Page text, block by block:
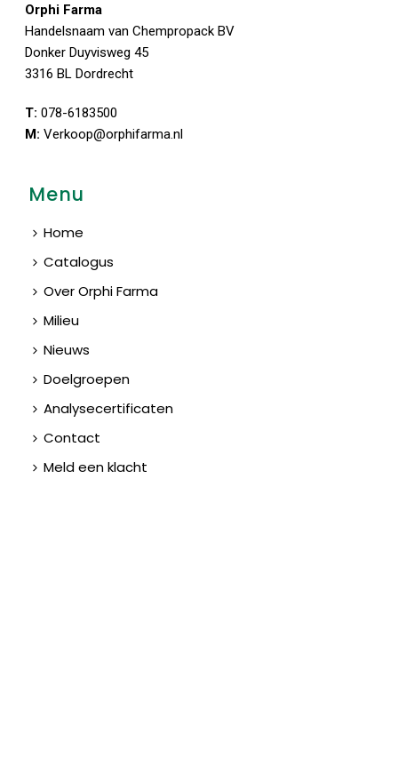
Orphi Farma
Handelsnaam van Chempropack BV
Donker Duyvisweg 45
3316 BL Dordrecht
T: 078-6183500
M: Verkoop@orphifarma.nl
Menu
Home
Catalogus
Over Orphi Farma
Milieu
Nieuws
Doelgroepen
Analysecertificaten
Contact
Meld een klacht